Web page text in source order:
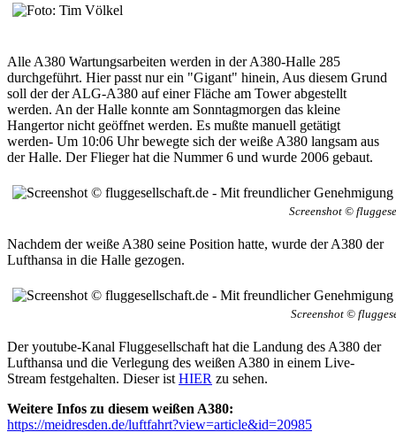
Alle A380 Wartungsarbeiten werden in der A380-Halle 285
durchgeführt. Hier passt nur ein "Gigant" hinein, Aus diesem Grund
soll der der ALG-A380 auf einer Fläche am Tower abgestellt
werden. An der Halle konnte am Sonntagmorgen das kleine
Hangertor nicht geöffnet werden. Es mußte manuell getätigt
werden- Um 10:06 Uhr bewegte sich der weiße A380 langsam aus
der Halle. Der Flieger hat die Nummer 6 und wurde 2006 gebaut.
Screenshot ©
Nachdem der weiße A380 seine Position hatte, wurde der A380 der
Lufthansa in die Halle gezogen.
Screenshot ©
Der youtube-Kanal Fluggesellschaft hat die Landung des A380 der
Lufthansa und die Verlegung des weißen A380 in einem Live-
Stream festgehalten. Dieser ist HIER zu sehen.
Weitere Infos zu diesem weißen A380:
https://meidresden.de/luftfahrt?view=article&id=20985